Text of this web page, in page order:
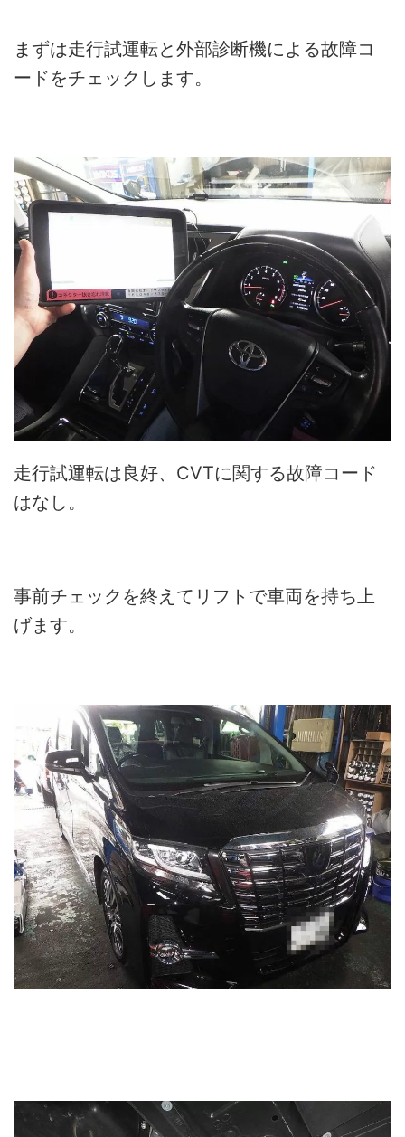
まずは走行試運転と外部診断機による故障コ
ードをチェックします。
走行試運転は良好、CVTに関する故障コード
はなし。
事前チェックを終えてリフトで車両を持ち上
げます。